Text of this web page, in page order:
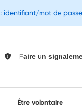
Faire un
Être volontaire
identifiant/mot de